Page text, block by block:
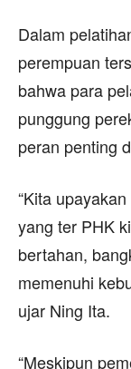
Dalam
perempuan
bahwa para
punggung
peran penting
“Kita
yang ter PHK
bertahan,
memenuhi
ujar Ning Ita.
“Meskipun